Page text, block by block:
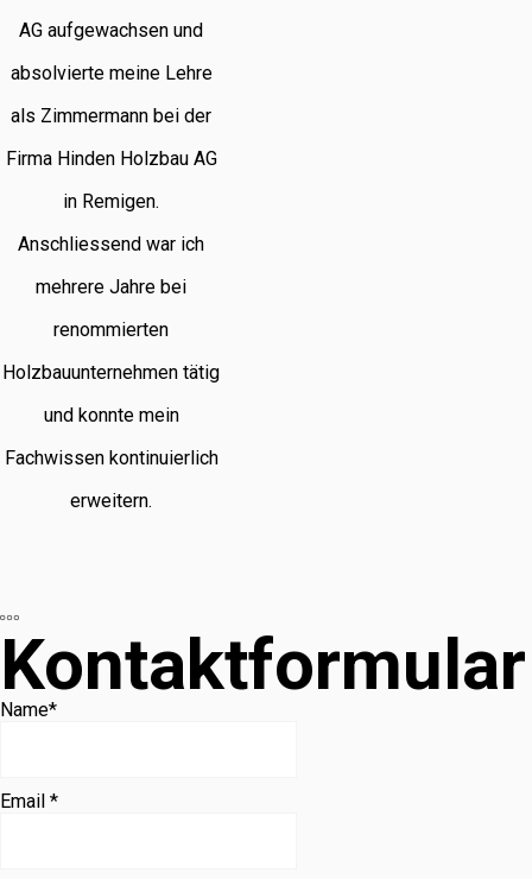
AG aufgewachsen und
absolvierte meine Lehre
als Zimmermann bei der
Firma Hinden Holzbau AG
in Remigen.
Anschliessend war ich
mehrere Jahre bei
renommierten
Holzbauunternehmen tätig
und konnte mein
Fachwissen kontinuierlich
erweitern.
Kontaktformular
Name*
Email *